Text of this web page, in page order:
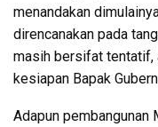
menandakan
direncanakan pada
masih bersifat tentatif,
kesiapan Bapak
Adapun pembangunan